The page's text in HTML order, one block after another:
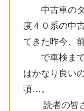
中古車のタ
度４０系の中
てきた昨今、
で車検まで
はかなり良い
頃…。
読者の皆さ